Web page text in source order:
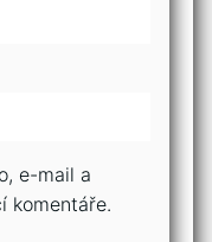
e-mail a
komentáře.